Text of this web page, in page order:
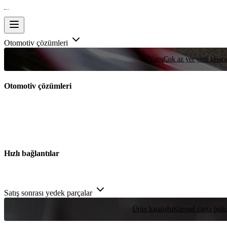
Otomotiv çözümleri
YarışÇok az yer yeni
Otomotiv çözümleri
Hızlı bağlantılar
Satış sonrası yedek parçalar
Ürün kataloğu Küresel çapta